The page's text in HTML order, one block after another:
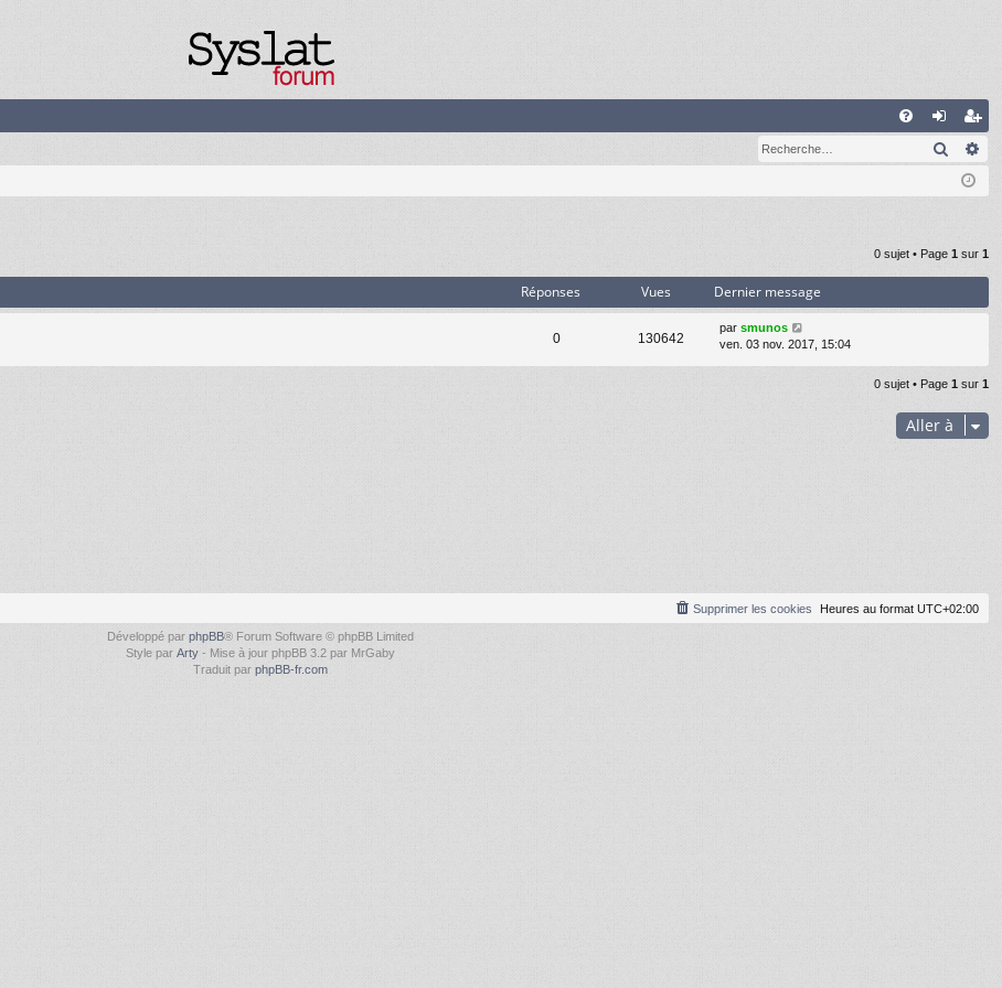
on
on
’e
nr
ist
re
r
0 sujet • Page 1 sur 1
Réponses Vues Dernier message
0 130642
par smunos
ven. 03 nov. 2017, 15:04
0 sujet • Page 1 sur 1
Aller à
Heures au format UTC+02:00
Supprimer les cookies
Développé par phpBB® Forum Software © phpBB Limited
Style par Arty - Mise à jour phpBB 3.2 par MrGaby
Traduit par phpBB-fr.com